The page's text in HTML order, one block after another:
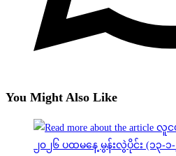
You Might Also Like